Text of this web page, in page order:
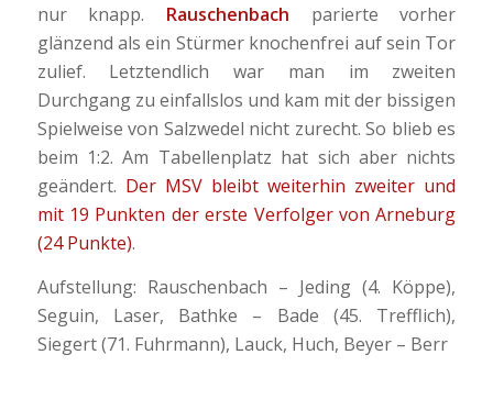
nur knapp. Rauschenbach parierte vorher
glänzend als ein Stürmer knochenfrei auf sein Tor
zulief. Letztendlich war man im zweiten
Durchgang zu einfallslos und kam mit der bissigen
Spielweise von Salzwedel nicht zurecht. So blieb es
beim 1:2. Am Tabellenplatz hat sich aber nichts
geändert. Der MSV bleibt weiterhin zweiter und
mit 19 Punkten der erste Verfolger von Arneburg
(24 Punkte).
Aufstellung: Rauschenbach – Jeding (4. Köppe),
Seguin, Laser, Bathke – Bade (45. Trefflich),
Siegert (71. Fuhrmann), Lauck, Huch, Beyer – Berr